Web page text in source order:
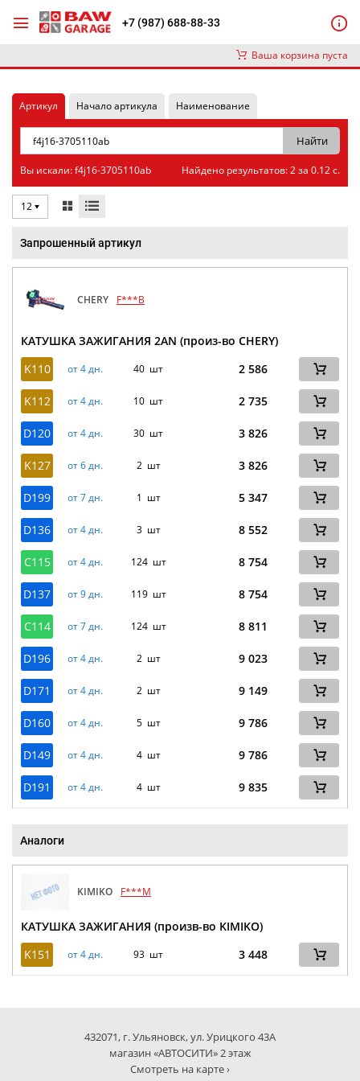
+7 (987) 688-88-33
Ваша корзина пуста
Артикул Начало артикула Наименование
Вы искали: f4j16-3705110ab Найдено результатов: 2 за 0.12 с.
12
Запрошенный артикул
CHERY F***B
КАТУШКА ЗАЖИГАНИЯ 2AN (произ-во CHERY)
K110
от 4 дн. 40 шт 2 586
K112 от 4 дн. 10 шт 2 735
D120 от 4 дн. 30 шт 3 826
K127 от 6 дн. 2 шт 3 826
D199 от 7 дн. 1 шт 5 347
D136 от 4 дн. 3 шт 8 552
C115 от 4 дн. 124 шт 8 754
D137 от 9 дн. 119 шт 8 754
C114 от 7 дн. 124 шт 8 811
D196 от 4 дн. 2 шт 9 023
D171 от 4 дн. 2 шт 9 149
D160 от 4 дн. 5 шт 9 786
D149 от 4 дн. 4 шт 9 786
D191 от 4 дн. 4 шт 9 835
Аналоги
KIMIKO F***M
КАТУШКА ЗАЖИГАНИЯ (произв-во KIMIKO)
K151
от 4 дн. 93 шт 3 448
432071, г. Ульяновск, ул. Урицкого 43А
магазин «АВТОСИТИ» 2 этаж
Смотреть на карте ›